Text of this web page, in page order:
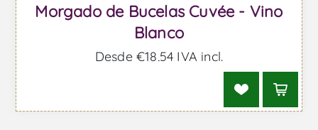
Morgado de Bucelas Cuvée - Vino
Blanco
Desde €18,54 IVA incl.